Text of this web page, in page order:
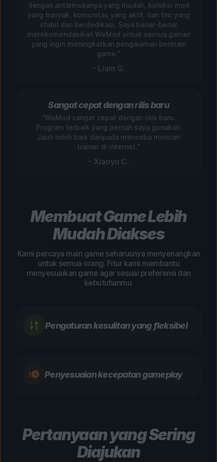
dengan antarmukanya yang mudah, koleksi mod
yang banyak, komunitas yang aktif, dan tim yang
stabil dan berdedikasi. Saya benar-benar
merekomendasikan WeMod untuk semua gamer
yang ingin meningkatkan pengalaman bermain
game.”
– Liam G.
Sangat cepat dengan rilis baru
“WeMod sangat cepat dengan rilis baru.
Program terbaik yang pernah saya gunakan.
Jauh lebih baik daripada mencoba mencari
trainer di internet.”
– Xiaoyu C.
Membuat Game Lebih
Mudah Diakses
Kami percaya main game seharusnya menyenangkan
untuk semua orang. Fitur kami membantu
menyesuaikan game agar sesuai preferensi dan
kebutuhanmu.
Pengaturan kesulitan yang fleksibel
Penyesuaian kecepatan gameplay
Pertanyaan yang Sering
Diajukan